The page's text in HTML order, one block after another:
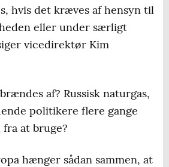
hvis det kræves af hensyn til
eller under særligt
vicedirektør Kim
af? Russisk naturgas,
politikere flere gange
at bruge?
hænger sådan sammen, at